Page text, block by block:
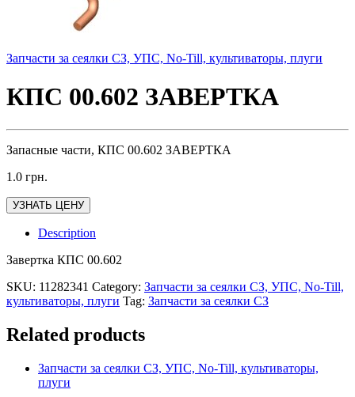
Запчасти за сеялки СЗ, УПС, No-Till, культиваторы, плуги
КПС 00.602 ЗАВЕРТКА
Запасные части, КПС 00.602 ЗАВЕРТКА
1.0 грн.
УЗНАТЬ ЦЕНУ
Description
Завертка КПС 00.602
SKU: 11282341 Category: Запчасти за сеялки СЗ, УПС, No-Till,
культиваторы, плуги Tag: Запчасти за сеялки СЗ
Related products
Запчасти за сеялки СЗ, УПС, No-Till, культиваторы,
плуги